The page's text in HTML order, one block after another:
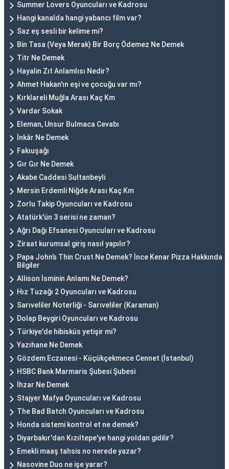
Summer Lovers Oyuncuları ve Kadrosu
Hangi kanalda hangi yabancı film var?
Saz eş sesli bir kelime mi?
Bin Tasa (Veya Merak) Bir Borç Ödemez Ne Demek
Titr Ne Demek
Hayalin Zıt Anlamlısı Nedir?
Ahmet Hakan'ın eşi ve çocuğu var mı?
Kırklareli Muğla Arası Kaç Km
Vardar Sokak
Eleman, Unsur Bulmaca Cevabı
İnkâr Ne Demek
Fakıuşağı
Gır Gır Ne Demek
Akabe Caddesi Sultanbeyli
Mersin Erdemli Niğde Arası Kaç Km
Zorlu Takip Oyuncuları ve Kadrosu
Atatürk'ün 3 serisi ne zaman?
Ağrı Dağı Efsanesi Oyuncuları ve Kadrosu
Ziraat kurumsal giriş nasıl yapılır?
Papa John’s Thin Crust Ne Demek? İnce Kenar Pizza Hakkında
Bilgiler
Allison İsminin Anlamı Ne Demek?
Hız Tuzağı 2 Oyuncuları ve Kadrosu
Sarıveliler Noterliği - Sarıveliler (Karaman)
Dolap Beygiri Oyuncuları ve Kadrosu
Türkiye'de hibisküs yetişir mi?
Yazıhane Ne Demek
Gözdem Eczanesi - Küçükçekmece Cennet (İstanbul)
HSBC Bank Marmaris Şubesi Şubesi
İhzar Ne Demek
Stajyer Mafya Oyuncuları ve Kadrosu
The Bad Batch Oyuncuları ve Kadrosu
Honda sistemi kontrol et ne demek?
Diyarbakır'dan Kızıltepe'ye hangi yoldan gidilir?
Emekli maaş tahsis no nerede yazar?
Nasovine Duo ne işe yarar?